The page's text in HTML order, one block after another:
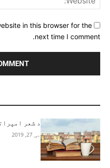
in this browser for the
next time I comment.
د شعر
مې 27, 2019